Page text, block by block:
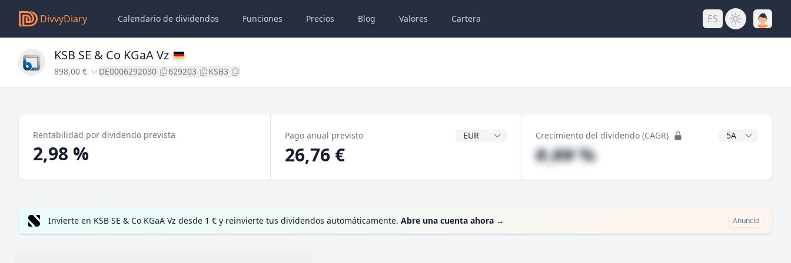
DivvyDiary Calendario de dividendos Funciones Precios Blog Valores Cartera ES
KSB SE & Co KGaA Vz
898,00 € DE0006292030 629203 KSB3
Rentabilidad por dividendo prevista
2,98 %
Pago anual previsto Divisa del dividendo
26,76 €
Crecimiento del dividendo (CAGR) Años CAGR
#,## %
Invierte en KSB SE & Co KGaA Vz desde 1 € y reinvierte tus dividendos automáticamente. Abre una cuenta ahora → Anuncio